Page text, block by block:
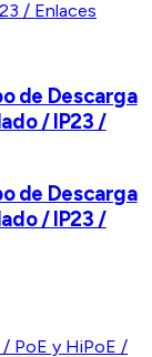
de Descarga
/ IP23 /
de Descarga
/ IP23 /